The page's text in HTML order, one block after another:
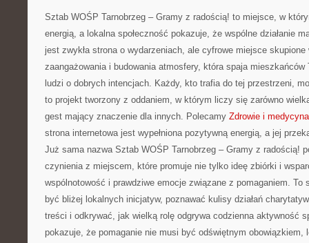
Sztab WOŚP Tarnobrzeg – Gramy z radością! to miejsce, w
energią, a lokalna społeczność pokazuje, że wspólne działanie
jest zwykła strona o wydarzeniach, ale cyfrowe miejsce skupione
zaangażowania i budowania atmosfery, która spaja
ludzi o dobrych intencjach. Każdy, kto trafia do tej przestrzeni,
to projekt tworzony z oddaniem, w którym liczy się zarówno
gest mający znaczenie dla innych. Polecamy Zdrowie i medycyna
strona internetowa jest wypełniona pozytywną energią, a jej
Już sama nazwa Sztab WOŚP Tarnobrzeg – Gramy z radością!
czynienia z miejscem, które promuje nie tylko ideę zbiórki i
wspólnotowość i prawdziwe emocje związane z pomaganiem. To
być bliżej lokalnych inicjatyw, poznawać kulisy działań
treści i odkrywać, jak wielką rolę odgrywa codzienna aktywność
pokazuje, że pomaganie nie musi być odświętnym obowiązkiem,